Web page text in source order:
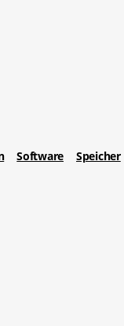
Software Speicher